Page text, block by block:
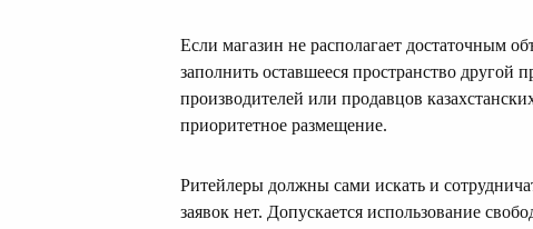
Если магазин не располагает достаточным
заполнить оставшееся пространство другой
производителей или продавцов
приоритетное размещение.
Ритейлеры должны сами искать и
заявок нет. Допускается использование